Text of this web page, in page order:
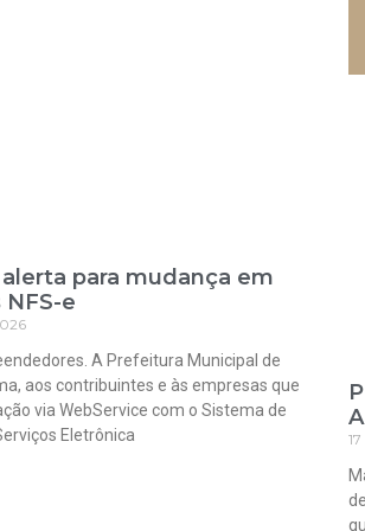
para mudança em
NFS-e
A Prefeitura Municipal de
aos contribuintes e às empresas que
via WebService com o Sistema de
Eletrônica